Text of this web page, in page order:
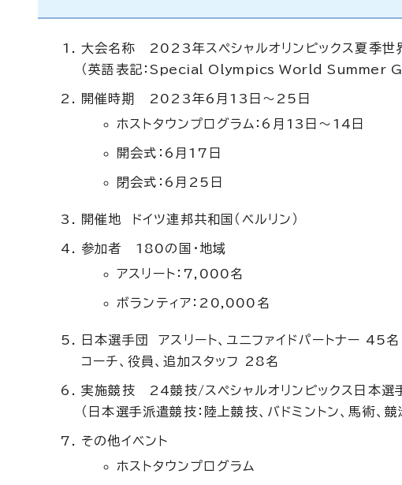
大会名称 2023年スペシャルオリンピックス夏季世界
（英語表記：Special Olympics World Summer
開催時期 2023年6月13日～25日
ホストタウンプログラム：6月13日～14日
開会式：6月17日
閉会式：6月25日
開催地 ドイツ連邦共和国（ベルリン）
参加者 180の国・地域
アスリート：7,000名
ボランティア：20,000名
日本選手団 アスリート、ユニファイドパートナー 45名
コーチ、役員、追加スタッフ 28名
実施競技 24競技/スペシャルオリンピックス日本選
（日本選手派遣競技：陸上競技、バドミントン、馬術、
その他イベント
ホストタウンプログラム